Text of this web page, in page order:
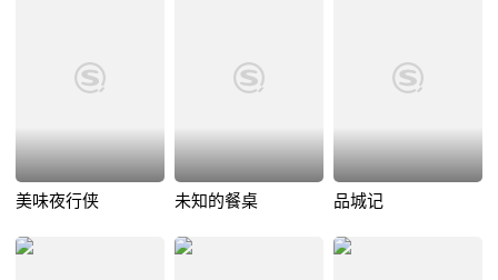
美味夜行侠 未知的餐桌 品城记